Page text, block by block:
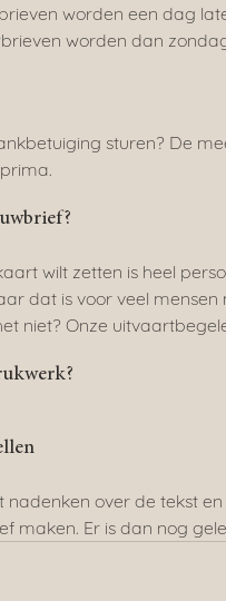
worden een dag
worden dan
sturen? De
wilt zetten is heel
dat is voor veel mensen
niet? Onze
over de tekst
maken. Er is dan nog